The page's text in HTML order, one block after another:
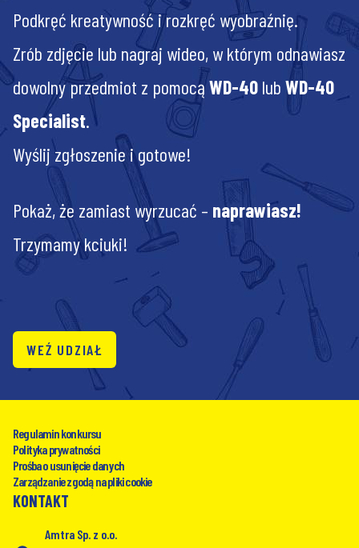
Podkręć kreatywność i rozkręć wyobraźnię.
Zrób zdjęcie lub nagraj wideo, w którym odnawiasz
dowolny przedmiot z pomocąWD-40 lub WD-40
Specialist.
Wyślij zgłoszenie i gotowe!
Pokaż, że zamiast wyrzucać – naprawiasz!
Trzymamy kciuki!
WEŹ UDZIAŁ
Regulamin konkursu
Polityka prywatności
Prośba o usunięcie danych
Zarządzanie zgodą na pliki cookie
KONTAKT
Amtra Sp. z o.o.